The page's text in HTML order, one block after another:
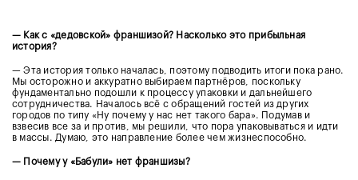
— Как с «дедовской» франшизой? Насколько это прибыльная
история?
— Эта история только началась, поэтому подводить итоги пока рано.
Мы осторожно и аккуратно выбираем партнёров, поскольку
фундаментально подошли к процессу упаковки и дальнейшего
сотрудничества. Началось всё с обращений гостей из других
городов по типу «Ну почему у нас нет такого бара». Подумав и
взвесив все за и против, мы решили, что пора упаковываться и идти
в массы. Думаю, это направление более чем жизнеспособно.
— Почему у «Бабули» нет франшизы?